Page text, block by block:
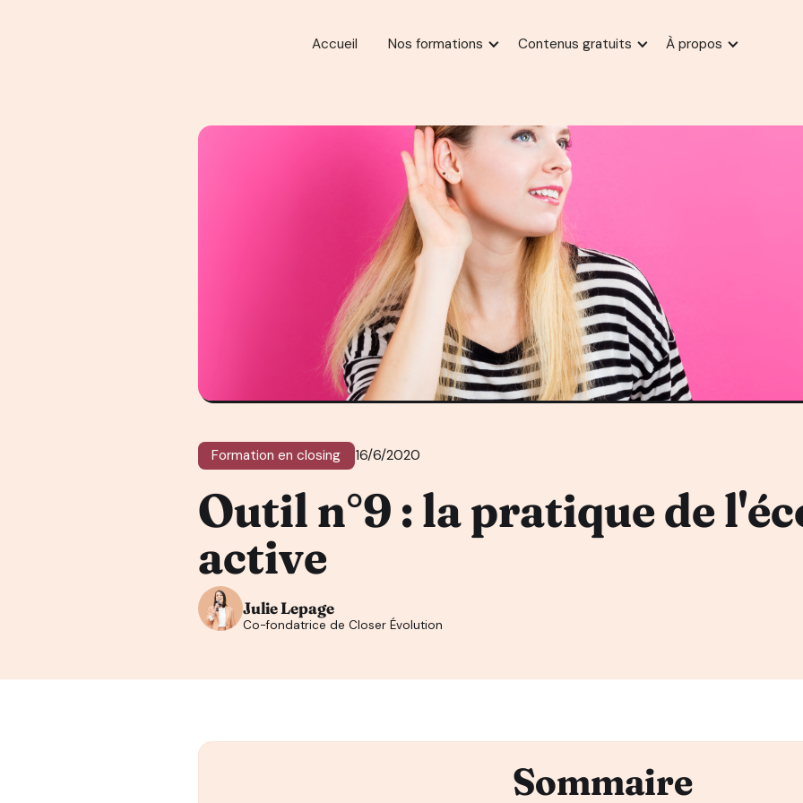
Accueil Nos formations Contenus gratuits À propos
Formation en closing 16/6/2020
Outil n°9 : la pratique de
active
Julie Lepage
Co-fondatrice de Closer Évolution
Sommaire